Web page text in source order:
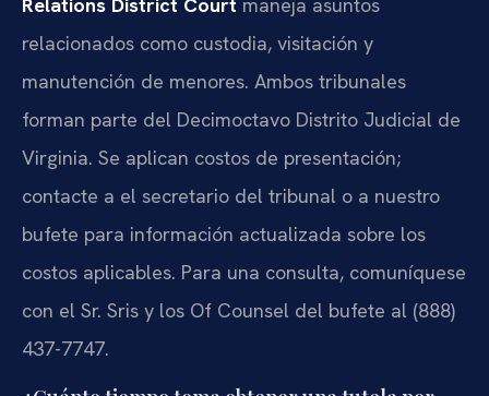
relacionados como custodia, visitación y
manutención de menores. Ambos tribunales
forman parte del Decimoctavo Distrito Judicial de
Virginia. Se aplican costos de presentación;
contacte a el secretario del tribunal o a nuestro
bufete para información actualizada sobre los
costos aplicables. Para una consulta, comuníquese
con el Sr. Sris y los Of Counsel del bufete al (888)
437-7747.